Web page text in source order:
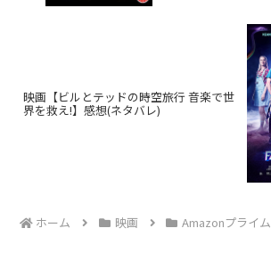
映画【ビルとテッドの時空旅行 音楽で世
界を救え!】感想(ネタバレ)
ホーム 映画 Amazonプライム